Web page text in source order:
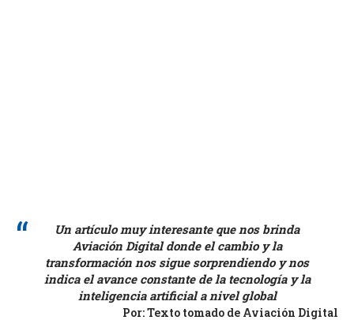
Un artículo muy interesante que nos brinda
Aviación Digital donde el cambio y la
transformación nos sigue sorprendiendo y nos
indica el avance constante de la tecnología y la
inteligencia artificial a nivel global
Por: Texto tomado de Aviación Digital